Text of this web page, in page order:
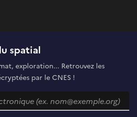
spatial
exploration... Retrouvez les
par le CNES !